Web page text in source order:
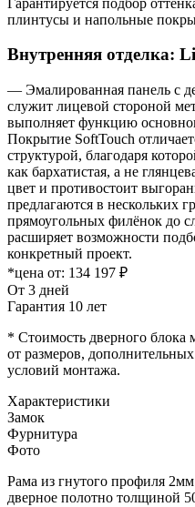
плинтусы и напольные
Внутренняя отделка:
— Эмалированная панель с
служит лицевой стороной
выполняет функцию
Покрытие SoftTouch
структурой, благодаря
как бархатистая, а не
цвет и противостоит
предлагаются в нескольких
прямоугольных филёнок до
расширяет возможности
конкретный проект.
*цена от: 134 197 ₽
От 3 дней
Гарантия 10 лет
* Стоимость дверного блока
от размеров,
условий монтажа.
Характеристики
Замок
Фурнитура
Фото
Рама из гнутого профиля
дверное полотно толщиной